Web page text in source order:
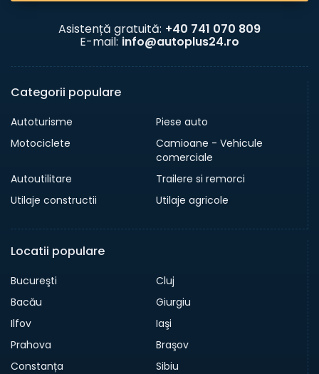
Asistență gratuită: +40 741 070 809
E-mail: info@autoplus24.ro
Categorii populare
Autoturisme
Piese auto
Motociclete
Camioane - Vehicule
comerciale
Autoutilitare
Trailere si remorci
Utilaje constructii
Utilaje agricole
Locatii populare
Bucureşti
Cluj
Bacău
Giurgiu
Ilfov
Iaşi
Prahova
Braşov
Constanța
Sibiu